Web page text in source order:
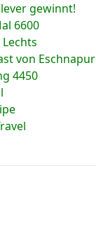
gewinnt!
6600
von Eschnapur
4450